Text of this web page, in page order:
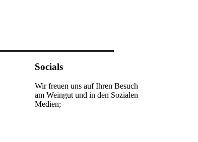
Socials
Wir freuen uns auf Ihren Besuch
am Weingut und in den Sozialen
Medien;